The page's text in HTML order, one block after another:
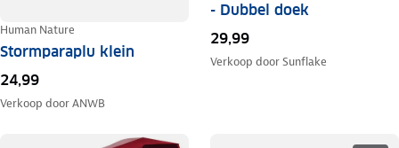
Human Nature
Stormparaplu klein
24,99
Verkoop doorANWB
- Dubbel doek
29,99
Verkoop doorSunflake